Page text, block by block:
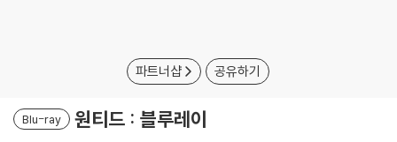
파트너샵 공유하기
Blu-ray 원티드 : 블루레이